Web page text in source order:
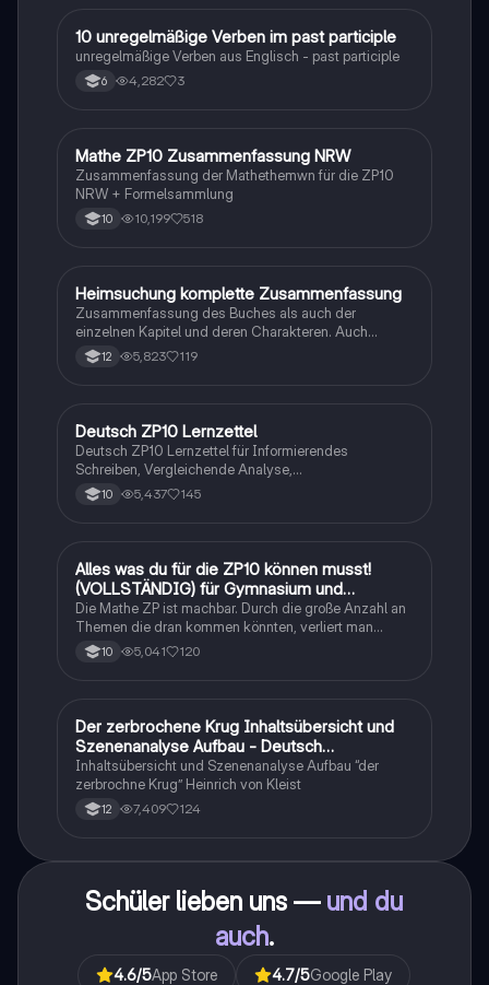
1 Englisch
10 unregelmäßige Verben im past participle
unregelmäßige Verben aus Englisch - past participle
6 4,282 3
Mathe
Mathe ZP10 Zusammenfassung NRW
Zusammenfassung der Mathethemwn für die ZP10
NRW + Formelsammlung
10 10,199 518
Deutsch
Heimsuchung komplette Zusammenfassung
Zusammenfassung des Buches als auch der
einzelnen Kapitel und deren Charakteren. Auch
tabellarisch. Im Unterricht ohne KI erstellt
12 5,823 119
Deutsch
Deutsch ZP10 Lernzettel
Deutsch ZP10 Lernzettel für Informierendes
Schreiben, Vergleichende Analyse,
Sachtexte/Roman/Gedicht..
10 5,437 145
Mathe
Alles was du für die ZP10 können musst!
(VOLLSTÄNDIG) für Gymnasium und
Realschule
Die Mathe ZP ist machbar. Durch die große Anzahl an
Themen die dran kommen könnten, verliert man
schnell den Überblick. Also habe ich von den kleinsten
Themen bis hin zu den größten alles
10 5,041 120
Deutsch
Der zerbrochene Krug Inhaltsübersicht und
Szenenanalyse Aufbau - Deutsch
Q1/Q2/Abitur
Inhaltsübersicht und Szenenanalyse Aufbau “der
zerbrochne Krug” Heinrich von Kleist
12 7,409 124
Schüler lieben uns — und du
auch.
4.6/5App Store 4.7/5Google Play